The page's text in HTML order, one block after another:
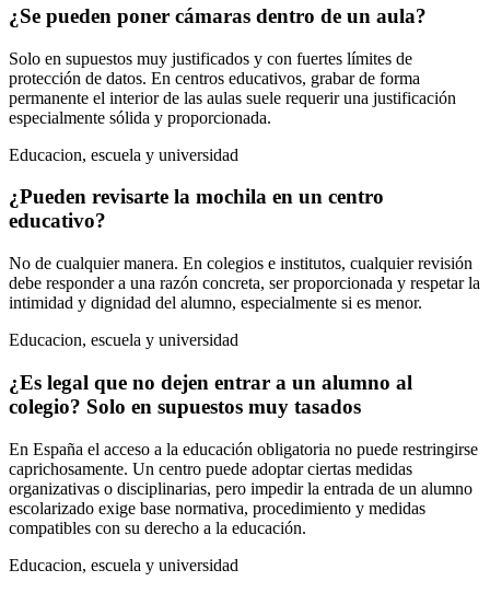
¿Se pueden poner cámaras dentro de un aula?
Solo en supuestos muy justificados y con fuertes límites de
protección de datos. En centros educativos, grabar de forma
permanente el interior de las aulas suele requerir una justificación
especialmente sólida y proporcionada.
Educacion, escuela y universidad
¿Pueden revisarte la mochila en un centro
educativo?
No de cualquier manera. En colegios e institutos, cualquier revisión
debe responder a una razón concreta, ser proporcionada y respetar la
intimidad y dignidad del alumno, especialmente si es menor.
Educacion, escuela y universidad
¿Es legal que no dejen entrar a un alumno al
colegio? Solo en supuestos muy tasados
En España el acceso a la educación obligatoria no puede restringirse
caprichosamente. Un centro puede adoptar ciertas medidas
organizativas o disciplinarias, pero impedir la entrada de un alumno
escolarizado exige base normativa, procedimiento y medidas
compatibles con su derecho a la educación.
Educacion, escuela y universidad